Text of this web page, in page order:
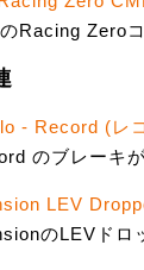
Racing Zero
- Record (レ
のブレーキ
LEV
のLEVドロ